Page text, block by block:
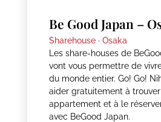
Be Good Japan –
Sharehouse · Osaka
Les share-houses de
vont vous permettre de
du monde entier. Go! Go!
aider gratuitement à
appartement et à le
avec BeGood Japan.